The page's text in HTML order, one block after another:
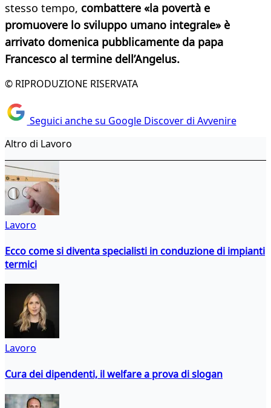
stesso tempo, combattere «la povertà e
promuovere lo sviluppo umano integrale» è
arrivato domenica pubblicamente da papa
Francesco al termine dell’Angelus.
© RIPRODUZIONE RISERVATA
Seguici anche su Google Discover di Avvenire
Altro di Lavoro
Lavoro
Ecco come si diventa specialisti in conduzione di impianti
termici
Lavoro
Cura dei dipendenti, il welfare a prova di slogan